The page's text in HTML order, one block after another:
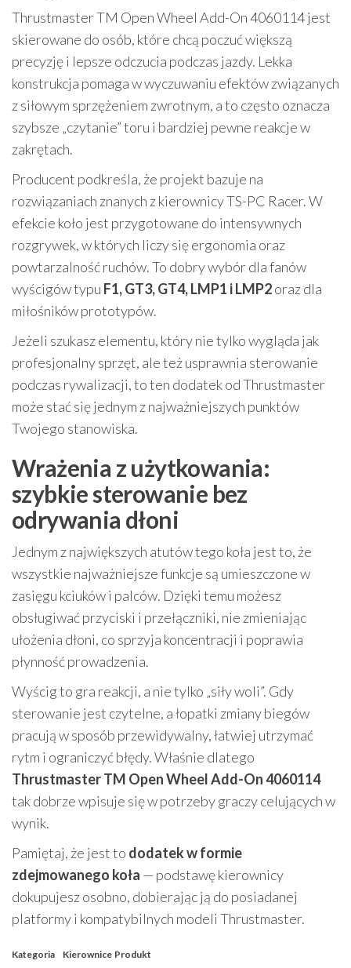
Thrustmaster TM Open Wheel Add-On 4060114 jest
skierowane do osób, które chcą poczuć większą
precyzję i lepsze odczucia podczas jazdy. Lekka
konstrukcja pomaga w wyczuwaniu efektów związanych
z siłowym sprzężeniem zwrotnym, a to często oznacza
szybsze „czytanie” toru i bardziej pewne reakcje w
zakrętach.
Producent podkreśla, że projekt bazuje na
rozwiązaniach znanych z kierownicy TS-PC Racer. W
efekcie koło jest przygotowane do intensywnych
rozgrywek, w których liczy się ergonomia oraz
powtarzalność ruchów. To dobry wybór dla fanów
wyścigów typu F1, GT3, GT4, LMP1 i LMP2oraz dla
miłośników prototypów.
Jeżeli szukasz elementu, który nie tylko wygląda jak
profesjonalny sprzęt, ale też usprawnia sterowanie
podczas rywalizacji, to ten dodatek od Thrustmaster
może stać się jednym z najważniejszych punktów
Twojego stanowiska.
Wrażenia z użytkowania:
szybkie sterowanie bez
odrywania dłoni
Jednym z największych atutów tego koła jest to, że
wszystkie najważniejsze funkcje są umieszczone w
zasięgu kciuków i palców. Dzięki temu możesz
obsługiwać przyciski i przełączniki, nie zmieniając
ułożenia dłoni, co sprzyja koncentracji i poprawia
płynność prowadzenia.
Wyścig to gra reakcji, a nie tylko „siły woli”. Gdy
sterowanie jest czytelne, a łopatki zmiany biegów
pracują w sposób przewidywalny, łatwiej utrzymać
rytm i ograniczyć błędy. Właśnie dlatego
Thrustmaster TM Open Wheel Add-On 4060114
tak dobrze wpisuje się w potrzeby graczy celujących w
wynik.
Pamiętaj, że jest to dodatek w formie
zdejmowanego koła — podstawę kierownicy
dokupujesz osobno, dobierając ją do posiadanej
platformy i kompatybilnych modeli Thrustmaster.
Kategoria Kierownice Produkt